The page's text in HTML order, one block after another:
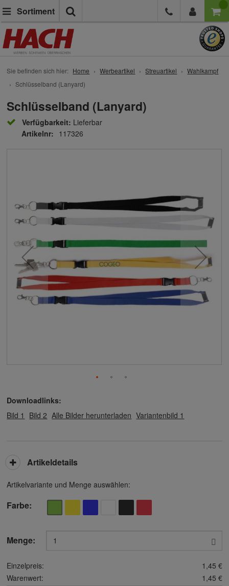
Sortiment
Sie befinden sich hier: Home Werbeartikel Streuartikel
Wahlkampf
Schlüsselband (Lanyard)
Schlüsselband (Lanyard)
Verfügbarkeit: Lieferbar
Artikelnr: 117326
Downloadlinks:
Bild 1
Bild 2 Alle Bilder herunterladen Variantenbild 1
Artikelvariante und Menge auswählen:
Farbe
Menge:
Einzelpreis:
1,45 €
Warenwert:
1,45 €
Artikeldetails